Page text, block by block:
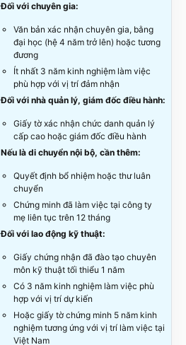
Đối với chuyên gia:
Văn bản xác nhận chuyên gia, bằng
đại học (hệ 4 năm trở lên) hoặc tương
đương
Ít nhất 3 năm kinh nghiệm làm việc
phù hợp với vị trí đảm nhận
Đối với nhà quản lý, giám đốc điều hành:
Giấy tờ xác nhận chức danh quản lý
cấp cao hoặc giám đốc điều hành
Nếu là di chuyển nội bộ, cần thêm:
Quyết định bổ nhiệm hoặc thư luân
chuyển
Chứng minh đã làm việc tại công ty
mẹ liên tục trên 12 tháng
Đối với lao động kỹ thuật:
Giấy chứng nhận đã đào tạo chuyên
môn kỹ thuật tối thiểu 1 năm
Có 3 năm kinh nghiệm làm việc phù
hợp với vị trí dự kiến
Hoặc giấy tờ chứng minh 5 năm kinh
nghiệm tương ứng với vị trí làm việc tại
Việt Nam